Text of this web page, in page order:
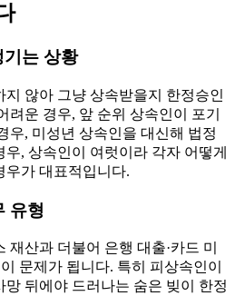
기는 상황
않아 그냥 상속받을지 한정승인
려운 경우, 앞 순위 상속인이 포기
우, 미성년 상속인을 대신해 법정
, 상속인이 여럿이라 각자 어떻게
우가 대표적입니다.
유형
산과 더불어 은행 대출·카드 미
문제가 됩니다. 특히 피상속인이
뒤에야 드러나는 숨은 빚이 한정